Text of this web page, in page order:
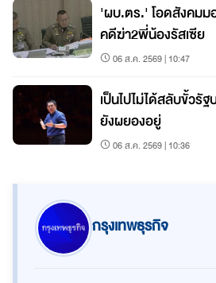
'ผบ.ตร.' โอดสังคมม
คดีฆ่า2พี่น้องรัสเซีย
06 ส.ค. 2569 | 10:47
เป็นไปไม่ได้สลับขั้วรั
ยังผยองอยู่
06 ส.ค. 2569 | 10:36
กรุงเทพธุรกิจ